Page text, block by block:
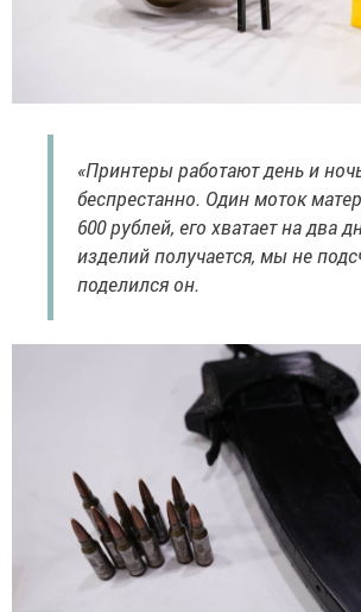
«Принтеры работают день и
беспрестанно. Один моток
600 рублей, его хватает на два
изделий получается, мы не
поделился он.